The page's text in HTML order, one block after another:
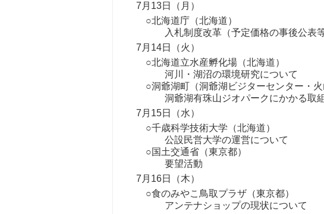
7月13日（月）
○北海道庁（北海道）
入札制度改革（予定価格の事後公表
7月14日（火）
○北海道立水産孵化場（北海道）
河川・湖沼の環境研究について
○洞爺湖町（洞爺湖ビジターセンター・火
洞爺湖有珠山ジオパークにかかる取
7月15日（水）
○千歳科学技術大学（北海道）
公設民営大学の運営について
○国土交通省（東京都）
要望活動
7月16日（木）
○食のみやこ鳥取プラザ（東京都）
アンテナショップの現状について